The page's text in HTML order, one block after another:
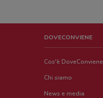
DOVECONVIENE
Cos'è DoveConviene
Chi siamo
News e media